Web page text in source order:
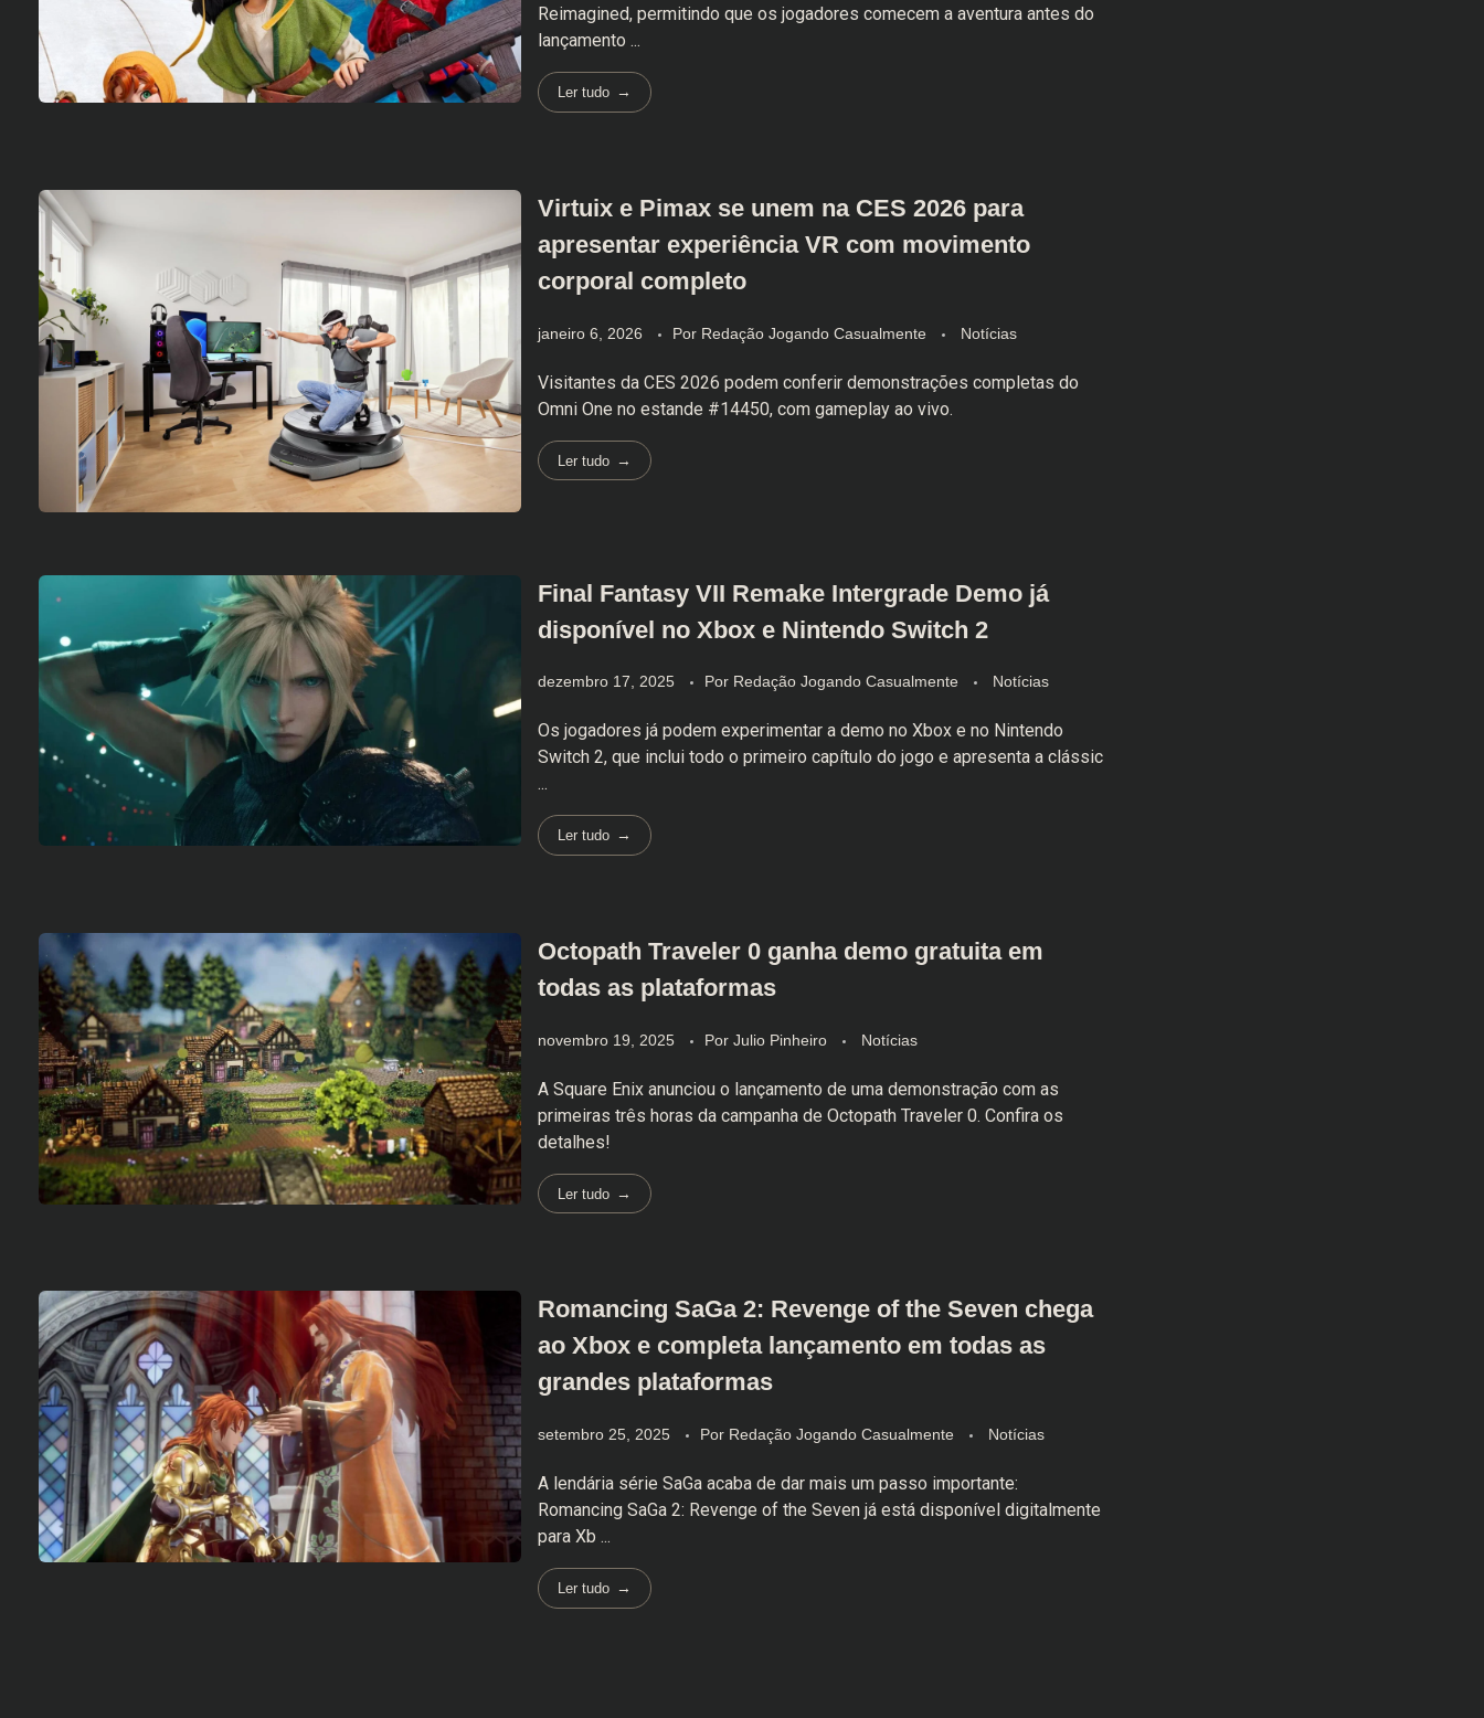
Reimagined, permitindo que os jogadores comecem a aventura antes do
lançamento ...
Ler tudo
Virtuix e Pimax se unem na CES 2026 para
apresentar experiência VR com movimento
corporal completo
janeiro 6, 2026 Por Redação Jogando Casualmente Notícias
Visitantes da CES 2026 podem conferir demonstrações completas do
Omni One no estande #14450, com gameplay ao vivo.
Ler tudo
Final Fantasy VII Remake Intergrade Demo já
disponível no Xbox e Nintendo Switch 2
dezembro 17, 2025 Por Redação Jogando Casualmente Notícias
Os jogadores já podem experimentar a demo no Xbox e no Nintendo
Switch 2, que inclui todo o primeiro capítulo do jogo e apresenta a clássic
...
Ler tudo
Octopath Traveler 0 ganha demo gratuita em
todas as plataformas
novembro 19, 2025 Por Julio Pinheiro Notícias
A Square Enix anunciou o lançamento de uma demonstração com as
primeiras três horas da campanha de Octopath Traveler 0. Confira os
detalhes!
Ler tudo
Romancing SaGa 2: Revenge of the Seven chega
ao Xbox e completa lançamento em todas as
grandes plataformas
setembro 25, 2025 Por Redação Jogando Casualmente Notícias
A lendária série SaGa acaba de dar mais um passo importante:
Romancing SaGa 2: Revenge of the Seven já está disponível digitalmente
para Xb ...
Ler tudo